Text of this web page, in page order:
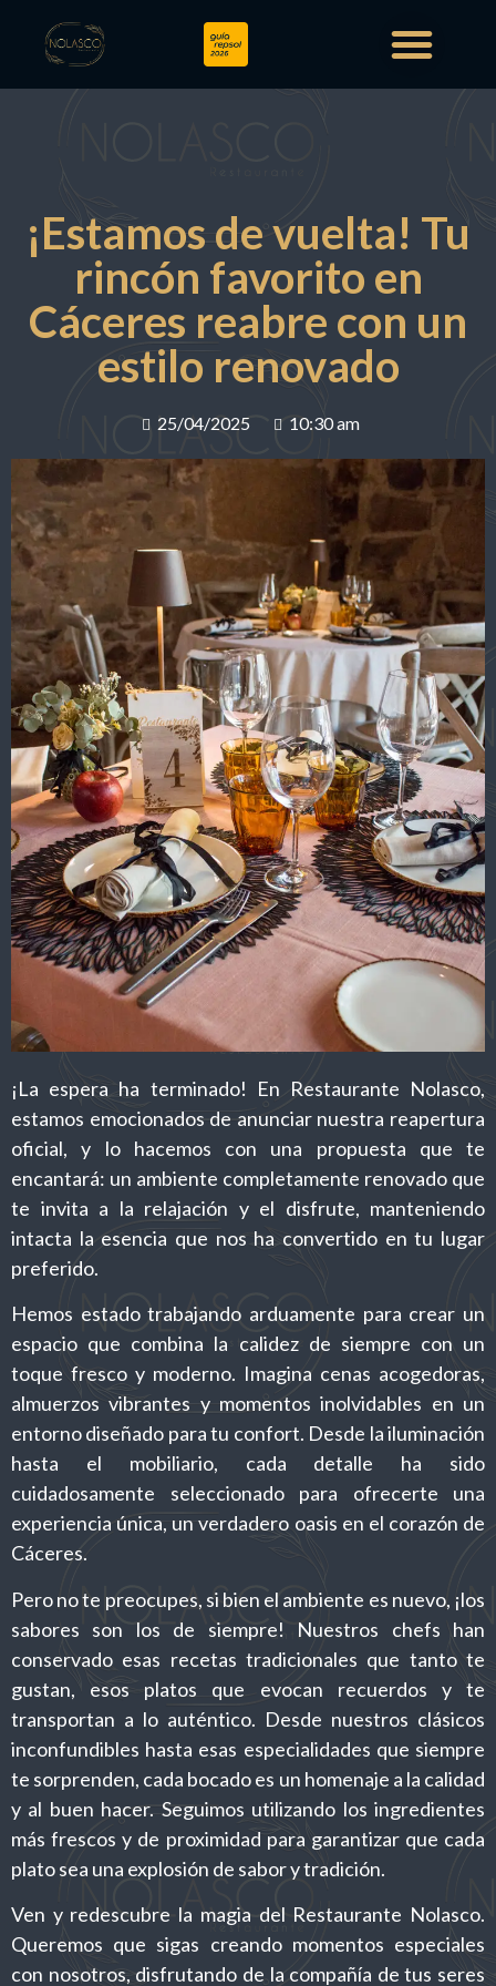
¡Estamos de vuelta! Tu
rincón favorito en
Cáceres reabre con un
estilo renovado
25/04/2025 10:30 am
¡La espera ha terminado! En Restaurante Nolasco,
estamos emocionados de anunciar nuestra reapertura
oficial, y lo hacemos con una propuesta que te
encantará: un ambiente completamente renovado que
te invita a la relajación y el disfrute, manteniendo
intacta la esencia que nos ha convertido en tu lugar
preferido.
Hemos estado trabajando arduamente para crear un
espacio que combina la calidez de siempre con un
toque fresco y moderno. Imagina cenas acogedoras,
almuerzos vibrantes y momentos inolvidables en un
entorno diseñado para tu confort. Desde la iluminación
hasta el mobiliario, cada detalle ha sido
cuidadosamente seleccionado para ofrecerte una
experiencia única, un verdadero oasis en el corazón de
Cáceres.
Pero no te preocupes, si bien el ambiente es nuevo, ¡los
sabores son los de siempre! Nuestros chefs han
conservado esas recetas tradicionales que tanto te
gustan, esos platos que evocan recuerdos y te
transportan a lo auténtico. Desde nuestros clásicos
inconfundibles hasta esas especialidades que siempre
te sorprenden, cada bocado es un homenaje a la calidad
y al buen hacer. Seguimos utilizando los ingredientes
más frescos y de proximidad para garantizar que cada
plato sea una explosión de sabor y tradición.
Ven y redescubre la magia del Restaurante Nolasco.
Queremos que sigas creando momentos especiales
con nosotros, disfrutando de la compañía de tus seres